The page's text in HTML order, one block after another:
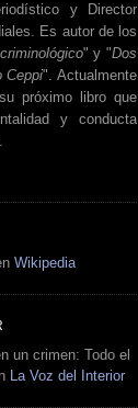
y Director
Es autor de los
" y "Dos
Ceppi". Actualmente
próximo libro que
y conducta
Wikipedia
un crimen: Todo el
La Voz del Interior